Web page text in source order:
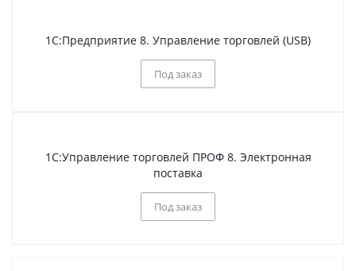
1С:Предприятие 8. Управление торговлей (USB)
Под заказ
1С:Управление торговлей ПРОФ 8. Электронная
поставка
Под заказ